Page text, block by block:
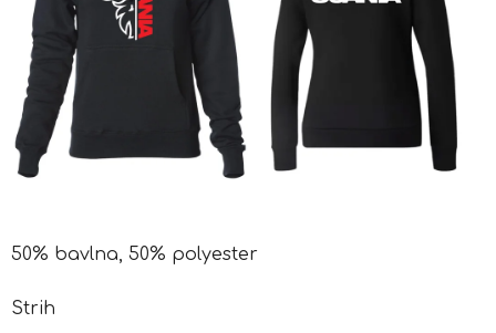
50% bavlna, 50% polyester
Strih